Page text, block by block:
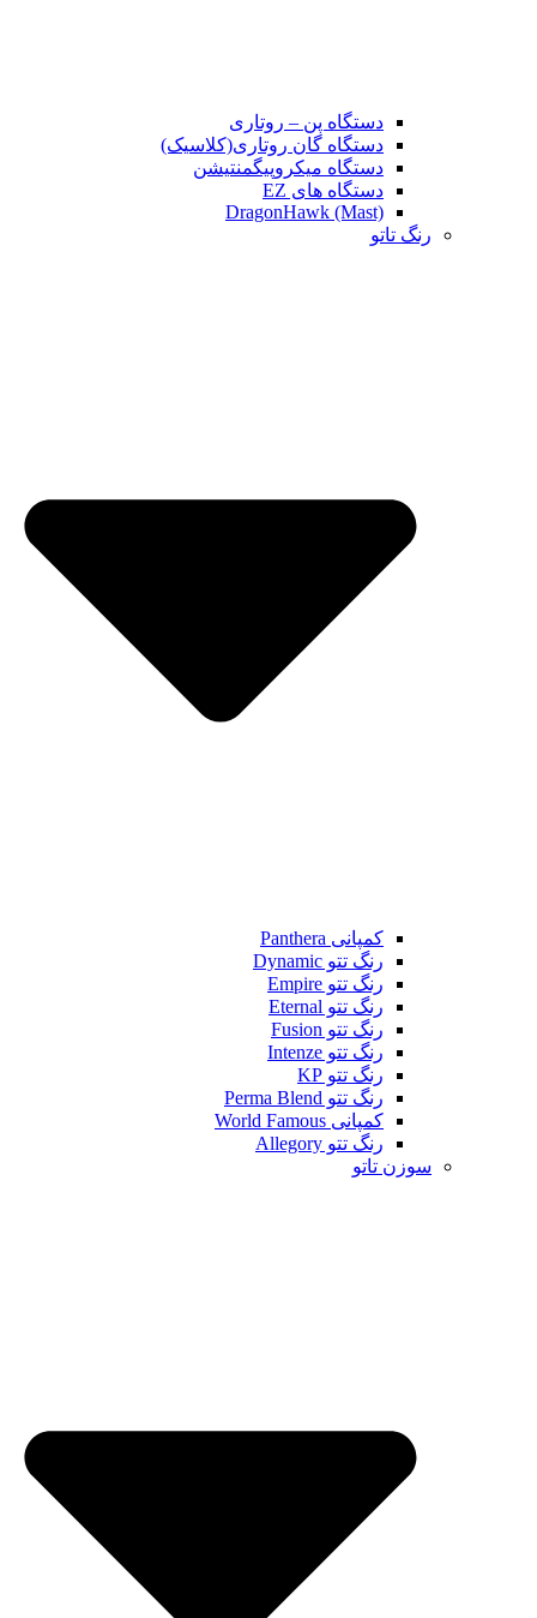
دستگاه پن – روتاری
دستگاه گان روتاری(کلاسیک)
دستگاه میکروپیگمنتیشن
دستگاه های EZ
DragonHawk (Mast)
رنگ تاتو
کمپانی Panthera
رنگ تتو Dynamic
رنگ تتو Empire
رنگ تتو Eternal
رنگ تتو Fusion
رنگ تتو Intenze
رنگ تتو KP
رنگ تتو Perma Blend
کمپانی World Famous
رنگ تتو Allegory
سوزن تاتو